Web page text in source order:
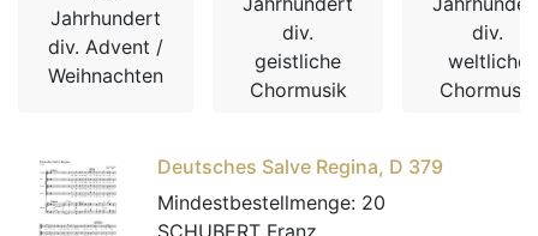
Jahrhundert
div. Advent /
Weihnachten
div.
geistliche
Chormusik
div.
weltliche
Chormusik
Deutsches Salve Regina, D 379
Mindestbestellmenge: 20
SCHUBERT Franz